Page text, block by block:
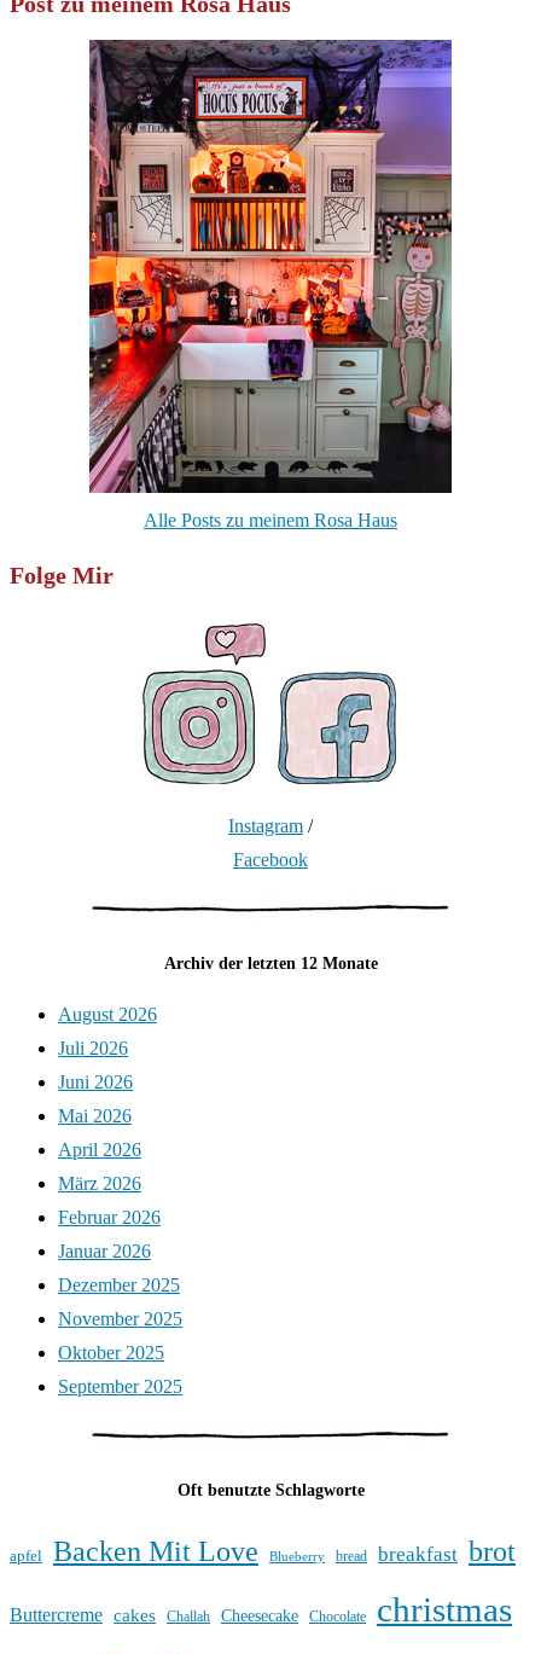
Alle Posts zu meinem Rosa Haus
Folge Mir
Instagram /
Facebook
Archiv der letzten 12 Monate
August 2026
Juli 2026
Juni 2026
Mai 2026
April 2026
März 2026
Februar 2026
Januar 2026
Dezember 2025
November 2025
Oktober 2025
September 2025
Oft benutzte Schlagworte
apfel Backen Mit Love Blueberry bread breakfast brot
Buttercreme cakes Challah Cheesecake Chocolate christmas